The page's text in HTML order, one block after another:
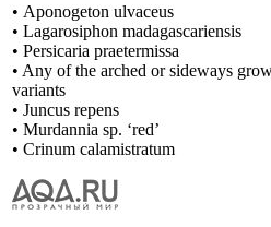
• Aponogeton ulvaceus
• Lagarosiphon madagascariensis
• Persicaria praetermissa
• Any of the arched or sideways
variants
• Juncus repens
• Murdannia sp. ‘red’
• Crinum calamistratum